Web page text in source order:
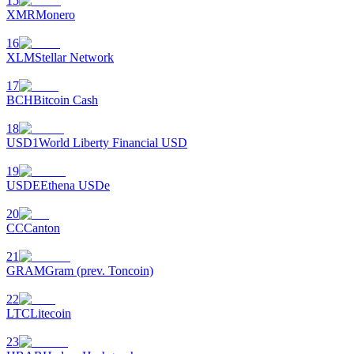
Apprenez le Staking
Découvrez comment gagner un revenu passif
XMRMonero
16
XLMStellar Network
17
BCHBitcoin Cash
18
USD1World Liberty Financial USD
19
USDEEthena USDe
20
CCCanton
21
GRAMGram (prev. Toncoin)
22
LTCLitecoin
23